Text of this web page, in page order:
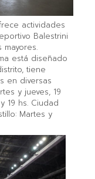
actividades
Balestrini
está diseñado
tiene
en diversas
y jueves, 19
19 hs. Ciudad
Martes y